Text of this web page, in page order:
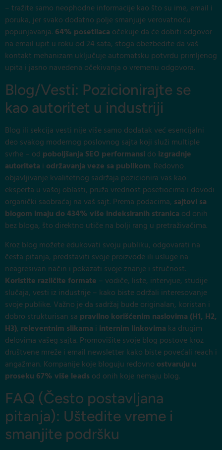
– tražite samo neophodne informacije kao što su ime, email i
poruka, jer svako dodatno polje smanjuje verovatnoću
popunjavanja. 64% posetilaca očekuje da će dobiti odgovor
na email upit u roku od 24 sata, stoga obezbedite da vaš
kontakt mehanizam uključuje automatsku potvrdu primljenog
upita i jasno navedena očekivanja o vremenu odgovora.
Blog/Vesti: Pozicionirajte se
kao autoritet u industriji
Blog ili sekcija vesti nije više samo dodatak već esencijalni
deo svakog modernog poslovnog sajta koji služi multiple
svrhe – od poboljšanja SEO performansido izgradnje
autoriteta i održavanja veze sa publikom. Redovno
objavljivanje kvalitetnog sadržaja pozicionira vas kao
eksperta u vašoj oblasti, pruža vrednost posetiocima i dovodi
organički saobraćaj na vaš sajt. Prema podacima, sajtovi sa
blogom imaju do 434% više indeksiranih stranica od onih
bez bloga, što direktno utiče na bolji rang u pretraživačima.
Kroz blog možete edukovati svoju publiku, odgovarati na
česta pitanja, predstaviti svoje proizvode ili usluge na
neagresivan način i pokazati svoje znanje i stručnost.
Koristite različite formate – vodiče, liste, intervjue, studije
slučaja, vesti iz industrije – kako biste održali interesovanje
svoje publike. Važno je da sadržaj bude originalan, koristan i
dobro strukturisan sa pravilno korišćenim naslovima (H1, H2,
H3), releventnim slikama i internim linkovima ka drugim
delovima vašeg sajta. Promovišite svoje blog postove kroz
društvene mreže i email newsletter kako biste povećali reach i
angažman. Kompanije koje bloguju redovno ostvaruju u
proseku 67% više leads od onih koje nemaju blog.
FAQ (Često postavljana
pitanja): Uštedite vreme i
smanjite podršku